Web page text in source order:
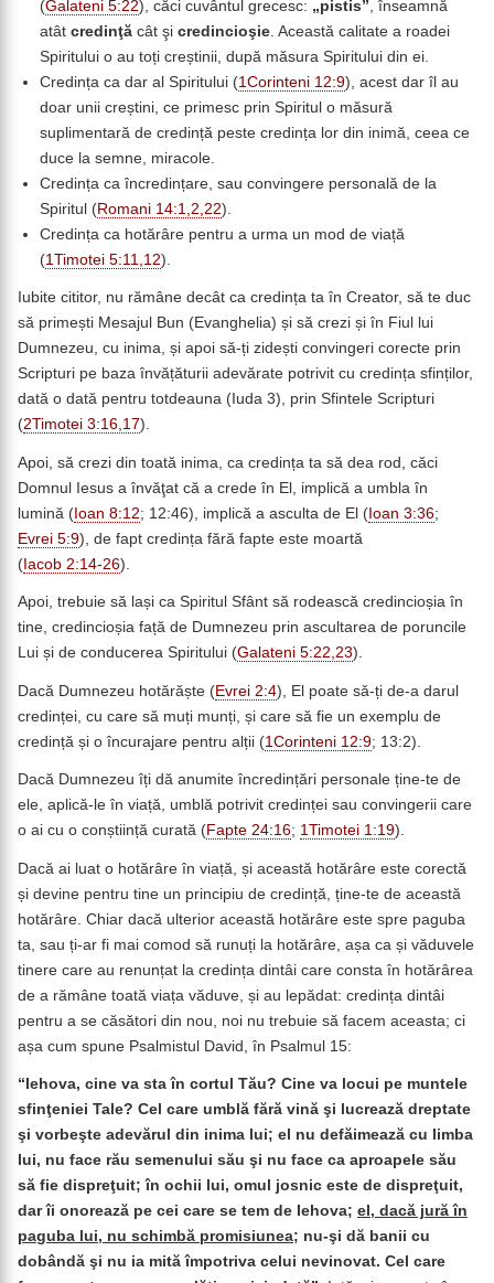
(Galateni 5:22), căci cuvântul grecesc: „pistis” , înseamnă
atâtcredinţă cât şicredincioşie . Această calitate a roadei
Spiritului o au toți creștinii, după măsura Spiritului din ei.
Credința ca dar al Spiritului (1Corinteni 12:9), acest dar îl au
doar unii creștini, ce primesc prin Spiritul o măsură
suplimentară de credință peste credința lor din inimă, ceea ce
duce la semne, miracole.
Credința ca încredințare, sau convingere personală de la
Spiritul (Romani 14:1,2,22).
Credința ca hotărâre pentru a urma un mod de viață
(1Timotei 5:11,12).
Iubite cititor, nu rămâne decât ca credința ta în Creator, să te duc
să primești Mesajul Bun (Evanghelia) și să crezi și în Fiul lui
Dumnezeu, cu inima, și apoi să-ți zidești convingeri corecte prin
Scripturi pe baza învățăturii adevărate potrivit cu credința sfinților,
dată o dată pentru totdeauna (Iuda 3), prin Sfintele Scripturi
(2Timotei 3:16,17).
Apoi, să crezi din toată inima, ca credința ta să dea rod, căci
Domnul Iesus a învăţat că a crede în El, implică a umbla în
lumină ( Ioan 8:12; 12:46), implică a asculta de El ( Ioan 3:36;
Evrei 5:9), de fapt credința fără fapte este moartă
( Iacob 2:14-26).
Apoi, trebuie să lași ca Spiritul Sfânt să rodească credincioșia în
tine, credincioșia față de Dumnezeu prin ascultarea de poruncile
Lui și de conducerea Spiritului (Galateni 5:22,23).
Dacă Dumnezeu hotărăște (Evrei 2:4), El poate să-ți de-a darul
credinței, cu care să muți munți, și care să fie un exemplu de
credință și o încurajare pentru alții (1Corinteni 12:9; 13:2).
Dacă Dumnezeu îți dă anumite încredințări personale ține-te de
ele, aplică-le în viață, umblă potrivit credinței sau convingerii care
o ai cu o conștiință curată (Fapte 24:16; 1Timotei 1:19).
Dacă ai luat o hotărâre în viață, și această hotărâre este corectă
și devine pentru tine un principiu de credință, ține-te de această
hotărâre. Chiar dacă ulterior această hotărâre este spre paguba
ta, sau ți-ar fi mai comod să runuți la hotărâre, așa ca și văduvele
tinere care au renunțat la credința dintâi care consta în hotărârea
de a rămâne toată viața văduve, și au lepădat: credința dintâi
pentru a se căsători din nou, noi nu trebuie să facem aceasta; ci
așa cum spune Psalmistul David, în Psalmul 15:
“ Iehova, cine va sta în cortul Tău? Cine va locui pe muntele
sfinţeniei Tale? Cel care umblă fără vină şi lucrează dreptate
şi vorbeşte adevărul din inima lui; el nu defăimează cu limba
lui, nu face rău semenului său şi nu face ca aproapele său
să fie dispreţuit; în ochii lui, omul josnic este de dispreţuit,
dar îi onorează pe cei care se tem de Iehova; el, dacă jură în
paguba lui, nu schimbă promisiunea; nu-şi dă banii cu
dobândă şi nu ia mită împotriva celui nevinovat. Cel care